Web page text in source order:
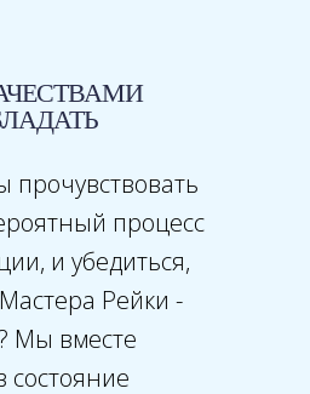
прочувствовать
процесс
и убедиться,
Рейки -
Мы вместе
состояние